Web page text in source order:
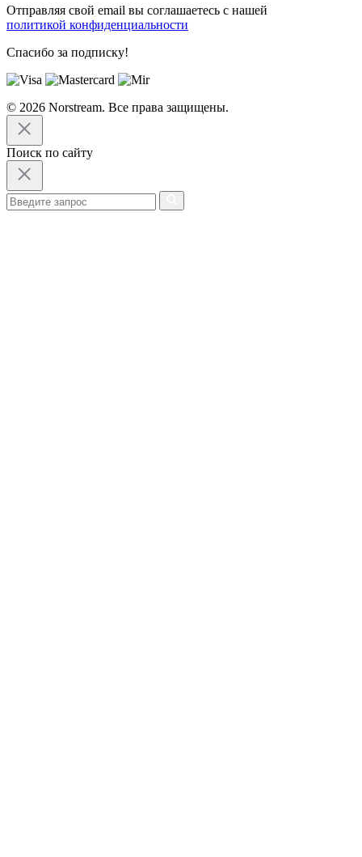
Отправляя свой email вы соглашаетесь с нашей
политикой конфиденциальности
Спасибо за подписку!
© 2026 Norstream. Все права защищены.
Поиск по сайту